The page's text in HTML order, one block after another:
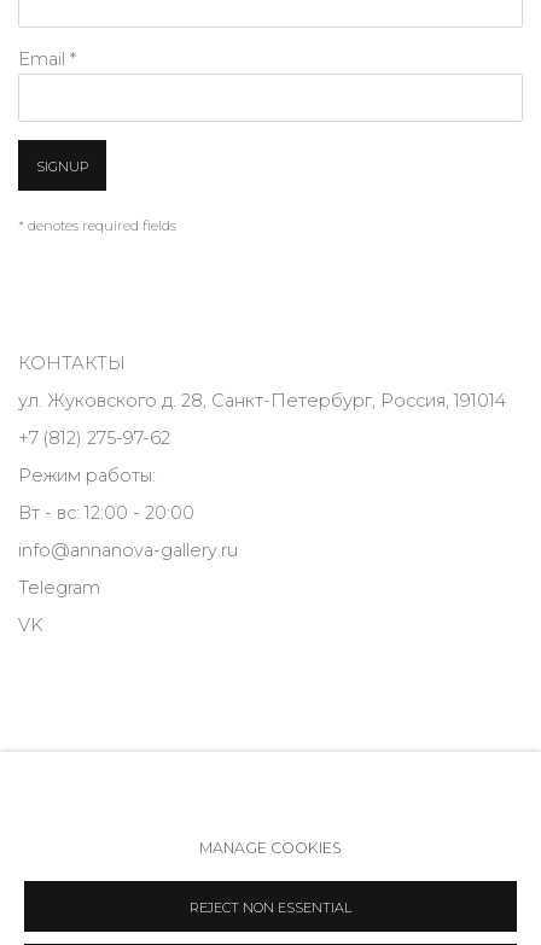
Email *
SIGNUP
* denotes required fields
КОНТАКТЫ
ул. Жуковского д. 28, Санкт-Петербург, Россия, 191014
+7 (812) 275-97-62
Режим работы:
Вт - вс: 12:00 - 20:00
info@annanova-gallery.ru
Telegram
VK
COPYRIGHT © 2026 ANNA NOVA GALLERY SITE BY ARTLOGIC
MANAGE COOKIES
REJECT NON ESSENTIAL